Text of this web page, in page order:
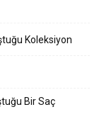
Koleksiyon
Bir Saç